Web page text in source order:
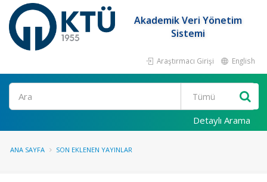
Akademik Veri Yönetim
Sistemi
Araştırmacı Girişi English
Ara
Detaylı Arama
ANA SAYFA SON EKLENEN YAYINLAR